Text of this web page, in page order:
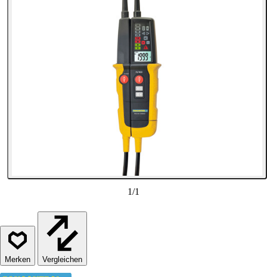
1/1
Vergleichen